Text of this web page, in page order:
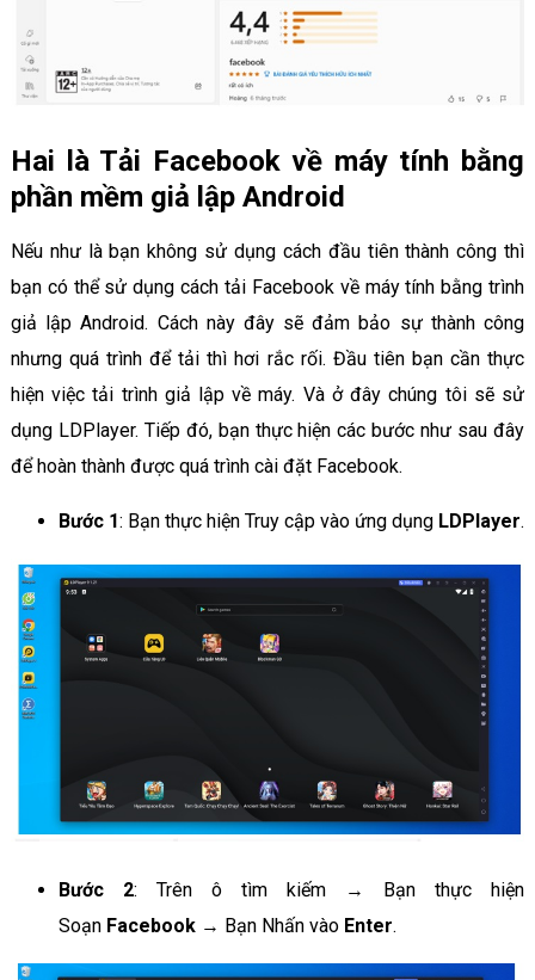
Hai là Tải Facebook về máy tính bằng
phần mềm giả lập Android
Nếu như là bạn không sử dụng cách đầu tiên thành công thì
bạn có thể sử dụng cách tải Facebook về máy tính bằng trình
giả lập Android. Cách này đây sẽ đảm bảo sự thành công
nhưng quá trình để tải thì hơi rắc rối. Đầu tiên bạn cần thực
hiện việc tải trình giả lập về máy. Và ở đây chúng tôi sẽ sử
dụng LDPlayer. Tiếp đó, bạn thực hiện các bước như sau đây
để hoàn thành được quá trình cài đặt Facebook.
Bước 1: Bạn thực hiện Truy cập vào ứng dụng LDPlayer.
Bước 2: Trên ô tìm kiếm → Bạn thực hiện
SoạnFacebook→ Bạn Nhấn vào Enter.